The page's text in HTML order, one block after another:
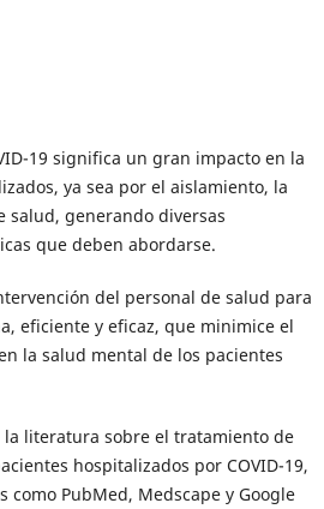
19 significa un gran impacto en la
ya sea por el aislamiento, la
generando diversas
que deben abordarse.
del personal de salud para
eficiente y eficaz, que minimice el
la salud mental de los pacientes
la literatura sobre el tratamiento de
hospitalizados por COVID-19,
PubMed, Medscape y Google